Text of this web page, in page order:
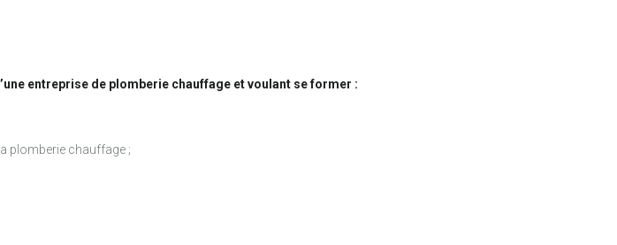
entreprise de plomberie chauffage et voulant se former :
plomberie chauffage ;